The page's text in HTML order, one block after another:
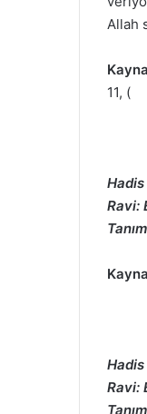
Allah
11, (
Ravi:
Ravi: